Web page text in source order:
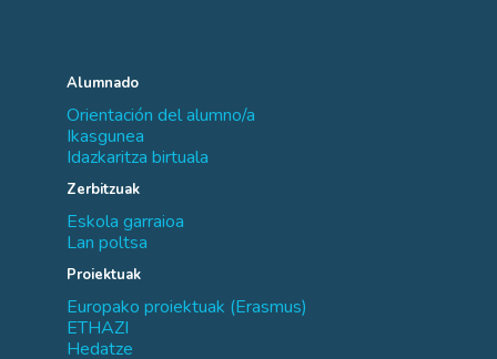
Alumnado
Orientación del alumno/a
Ikasgunea
Idazkaritza birtuala
Zerbitzuak
Eskola garraioa
Lan poltsa
Proiektuak
Europako proiektuak (Erasmus)
ETHAZI
Hedatze